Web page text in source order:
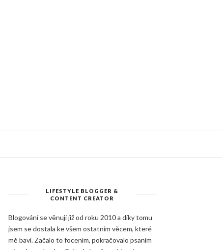
LIFESTYLE BLOGGER &
CONTENT CREATOR
Blogování se věnuji již od roku 2010 a díky tomu
jsem se dostala ke všem ostatním věcem, které
mě baví. Začalo to focením, pokračovalo psaním